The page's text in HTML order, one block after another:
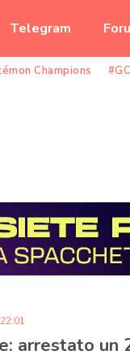
Telegram
Champions
arrestato un